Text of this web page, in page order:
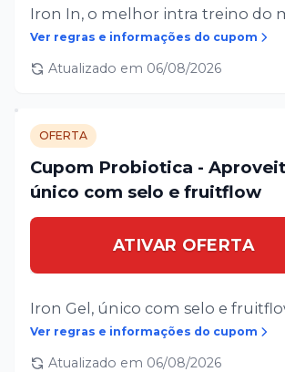
Iron In, o melhor intra treino do
Ver regras e informações do cupom
Atualizado em 06/08/2026
OFERTA
Cupom Probiotica -
único com selo e fruitflow
ATIVAR OFERTA
Iron Gel, único com selo e
Ver regras e informações do cupom
Atualizado em 06/08/2026